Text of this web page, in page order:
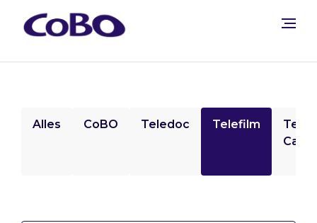
Alles CoBO Teledoc Telefilm